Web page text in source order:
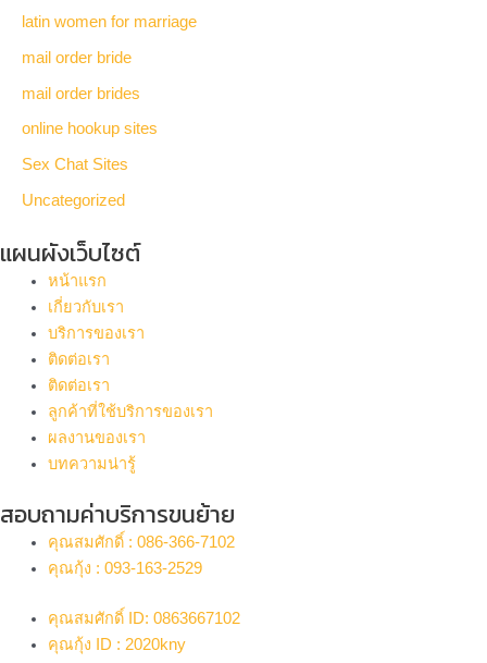
latin women for marriage
mail order bride
mail order brides
online hookup sites
Sex Chat Sites
Uncategorized
แผนผังเว็บไซต์
หน้าแรก
เกี่ยวกับเรา
บริการของเรา
ติดต่อเรา
ติดต่อเรา
ลูกค้าที่ใช้บริการของเรา
ผลงานของเรา
บทความน่ารู้
สอบถามค่าบริการขนย้าย
คุณสมศักดิ์ : 086-366-7102
คุณกุ้ง : 093-163-2529
คุณสมศักดิ์ ID: 0863667102
คุณกุ้ง ID : 2020kny